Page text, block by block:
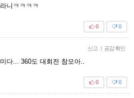
니ㅋㅋㅋㅋ
0
0
신고 | 공감 확인
다... 360도 대회전 참모아..
0
0